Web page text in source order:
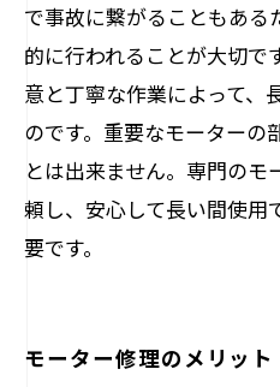
で事故に繋がることもあ
的に行われることが大切で
意と丁寧な作業によって、
のです。重要なモーターの
とは出来ません。専門の
頼し、安心して長い間使用
要です。
モーター修理のメリット